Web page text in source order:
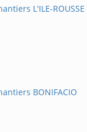
L'ILE-ROUSSE
BONIFACIO